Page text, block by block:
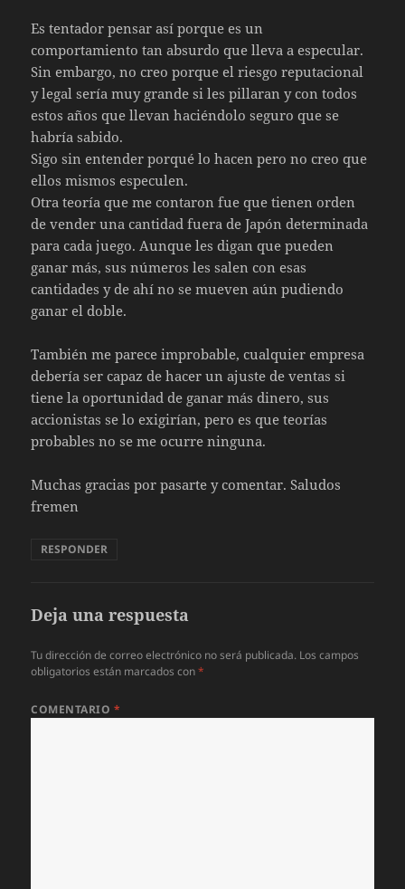
Es tentador pensar así porque es un
comportamiento tan absurdo que lleva a especular.
Sin embargo, no creo porque el riesgo reputacional
y legal sería muy grande si les pillaran y con todos
estos años que llevan haciéndolo seguro que se
habría sabido.
Sigo sin entender porqué lo hacen pero no creo que
ellos mismos especulen.
Otra teoría que me contaron fue que tienen orden
de vender una cantidad fuera de Japón determinada
para cada juego. Aunque les digan que pueden
ganar más, sus números les salen con esas
cantidades y de ahí no se mueven aún pudiendo
ganar el doble.
También me parece improbable, cualquier empresa
debería ser capaz de hacer un ajuste de ventas si
tiene la oportunidad de ganar más dinero, sus
accionistas se lo exigirían, pero es que teorías
probables no se me ocurre ninguna.
Muchas gracias por pasarte y comentar. Saludos
fremen
RESPONDER
Deja una respuesta
Tu dirección de correo electrónico no será publicada. Los campos
obligatorios están marcados con*
COMENTARIO *